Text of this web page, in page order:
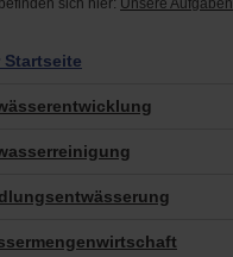
Startseite